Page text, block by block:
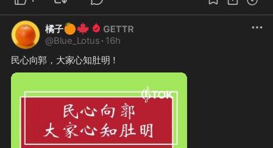
橘子🍊🍁
@Blue_Lotus · 16h
民心向郭，大家心知肚明！